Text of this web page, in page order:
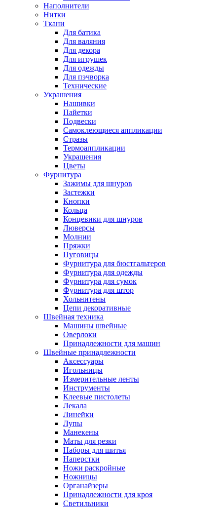
Наполнители
Нитки
Ткани
Для батика
Для валяния
Для декора
Для игрушек
Для одежды
Для пэчворка
Технические
Украшения
Нашивки
Пайетки
Подвески
Самоклеющиеся аппликации
Стразы
Термоаппликации
Украшения
Цветы
Фурнитура
Зажимы для шнуров
Застежки
Кнопки
Кольца
Концевики для шнуров
Люверсы
Молнии
Пряжки
Пуговицы
Фурнитура для бюстгальтеров
Фурнитура для одежды
Фурнитура для сумок
Фурнитура для штор
Хольнитены
Цепи декоративные
Швейная техника
Машины швейные
Оверлоки
Принадлежности для машин
Швейные принадлежности
Аксессуары
Игольницы
Измерительные ленты
Инструменты
Клеевые пистолеты
Лекала
Линейки
Лупы
Манекены
Маты для резки
Наборы для шитья
Наперстки
Ножи раскройные
Ножницы
Органайзеры
Принадлежности для кроя
Светильники